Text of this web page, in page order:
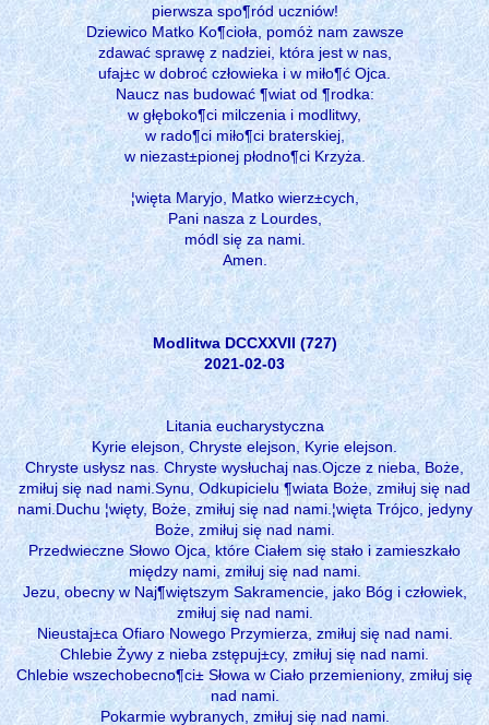
pierwsza spo¶ród uczniów!
Dziewico Matko Ko¶cioła, pomóż nam zawsze
zdawać sprawę z nadziei, która jest w nas,
ufaj±c w dobroć człowieka i w miło¶ć Ojca.
Naucz nas budować ¶wiat od ¶rodka:
w głęboko¶ci milczenia i modlitwy,
w rado¶ci miło¶ci braterskiej,
w niezast±pionej płodno¶ci Krzyża.
¦więta Maryjo, Matko wierz±cych,
Pani nasza z Lourdes,
módl się za nami.
Amen.
Modlitwa DCCXXVII (727)
2021-02-03
Litania eucharystyczna
Kyrie elejson, Chryste elejson, Kyrie elejson.
Chryste usłysz nas. Chryste wysłuchaj nas.Ojcze z nieba, Boże,
zmiłuj się nad nami.Synu, Odkupicielu ¶wiata Boże, zmiłuj się nad
nami.Duchu ¦więty, Boże, zmiłuj się nad nami.¦więta Trójco, jedyny
Boże, zmiłuj się nad nami.
Przedwieczne Słowo Ojca, które Ciałem się stało i zamieszkało
między nami, zmiłuj się nad nami.
Jezu, obecny w Naj¶więtszym Sakramencie, jako Bóg i człowiek,
zmiłuj się nad nami.
Nieustaj±ca Ofiaro Nowego Przymierza, zmiłuj się nad nami.
Chlebie Żywy z nieba zstępuj±cy, zmiłuj się nad nami.
Chlebie wszechobecno¶ci± Słowa w Ciało przemieniony, zmiłuj się
nad nami.
Pokarmie wybranych, zmiłuj się nad nami.